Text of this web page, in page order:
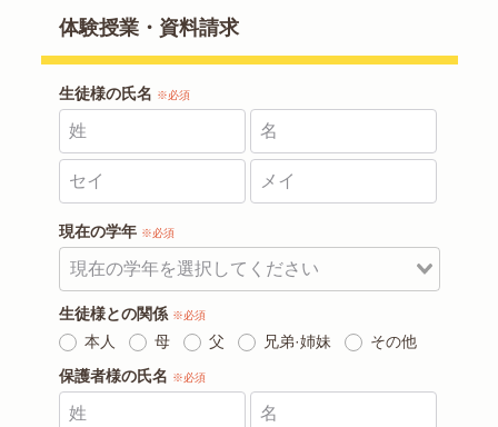
体験授業・資料請求
生徒様の氏名 ※必須
現在の学年 ※必須
生徒様との関係 ※必須
本人 母 父 兄弟·姉妹
その他
保護者様の氏名 ※必須